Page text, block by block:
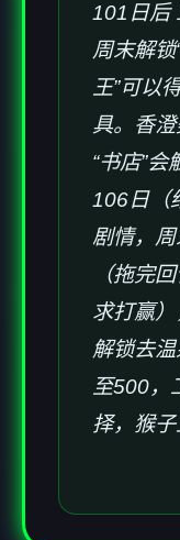
101日后
周末解锁
王”可以
具。香
“书店”
106日（
剧情，
（拖完
求打赢
解锁去
至500，
择，猴子